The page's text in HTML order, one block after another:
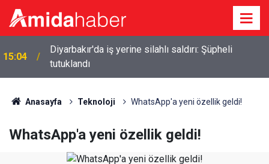
15:04
Diyarbakır'da iş yerine silahlı saldırı: Şüpheli
tutuklandı
Anasayfa Teknoloji WhatsApp'a yeni özellik geldi!
WhatsApp'a yeni özellik geldi!